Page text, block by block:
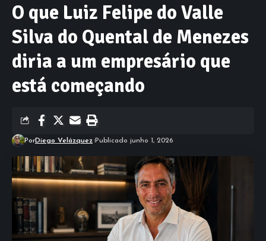
O que Luiz Felipe do Valle
Silva do Quental de Menezes
diria a um empresário que
está começando
PorDiego Velázquez Publicado junho 1, 2026